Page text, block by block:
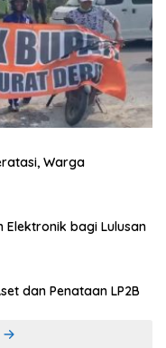
Warga
Elektronik bagi Lulusan
dan Penataan LP2B